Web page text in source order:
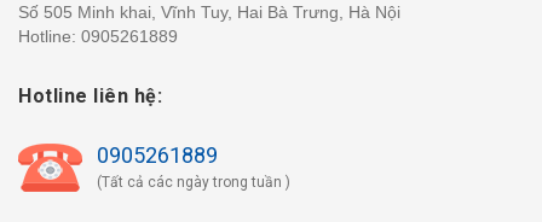
Số 505 Minh khai, Vĩnh Tuy, Hai Bà Trưng, Hà Nội
Hotline: 0905261889
Hotline liên hệ:
0905261889
(Tất cả các ngày trong tuần )